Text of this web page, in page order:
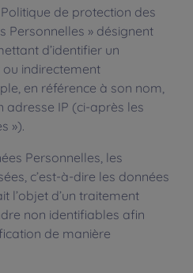
de protection des
Personnelles » désignent
d’identifier un
indirectement
en référence à son nom,
adresse IP (ci-après les
»).
Personnelles, les
c’est-à-dire les données
l’objet d’un traitement
non identifiables afin
de manière